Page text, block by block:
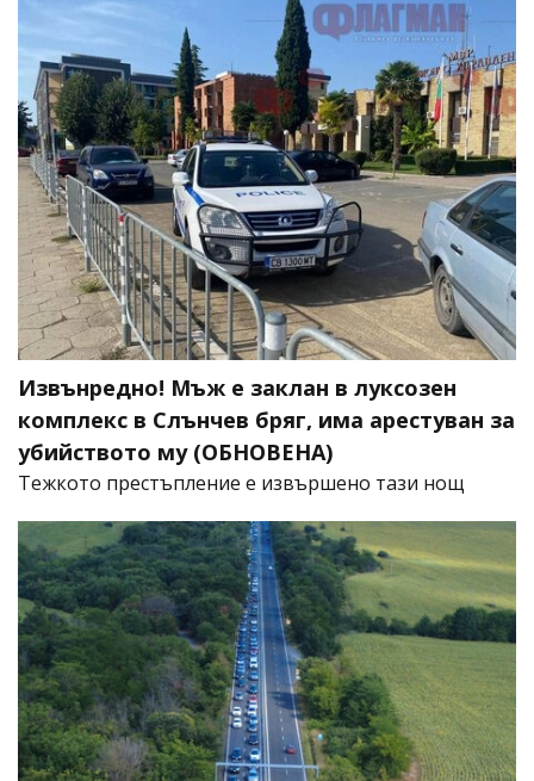
Извънредно! Мъж е заклан в луксозен
комплекс в Слънчев бряг, има арестуван за
убийството му (ОБНОВЕНА)
​Тежкото престъпление е извършено тази нощ